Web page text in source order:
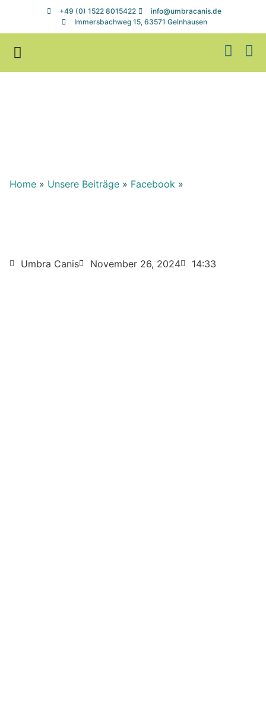
+49 (0) 1522 8015422
info@umbracanis.de
Immersbachweg 15, 63571 Gelnhausen
Home » Unsere Beiträge » Facebook »
Umbra Canis November 26, 2024 14:33